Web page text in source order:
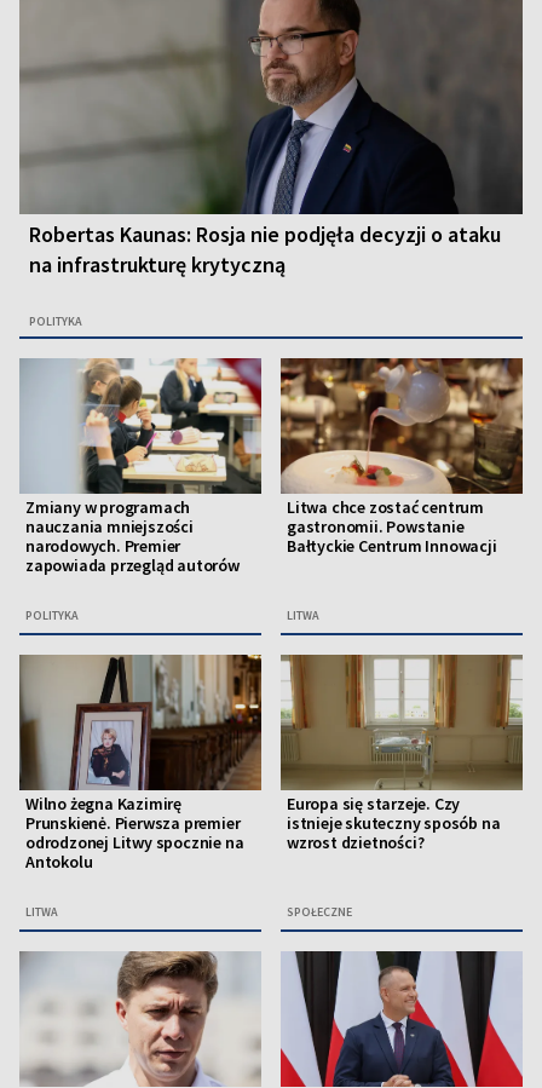
Robertas Kaunas: Rosja nie podjęła decyzji o ataku
na infrastrukturę krytyczną
POLITYKA
Zmiany w programach
nauczania mniejszości
narodowych. Premier
zapowiada przegląd autorów
POLITYKA
Litwa chce zostać centrum
gastronomii. Powstanie
Bałtyckie Centrum Innowacji
LITWA
Wilno żegna Kazimirę
Prunskienė. Pierwsza premier
odrodzonej Litwy spocznie na
Antokolu
LITWA
Europa się starzeje. Czy
istnieje skuteczny sposób na
wzrost dzietności?
SPOŁECZNE